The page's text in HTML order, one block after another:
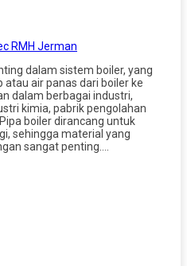
RMH Jerman
dalam sistem boiler, yang
air panas dari boiler ke
dalam berbagai industri,
kimia, pabrik pengolahan
boiler dirancang untuk
sehingga material yang
sangat penting….